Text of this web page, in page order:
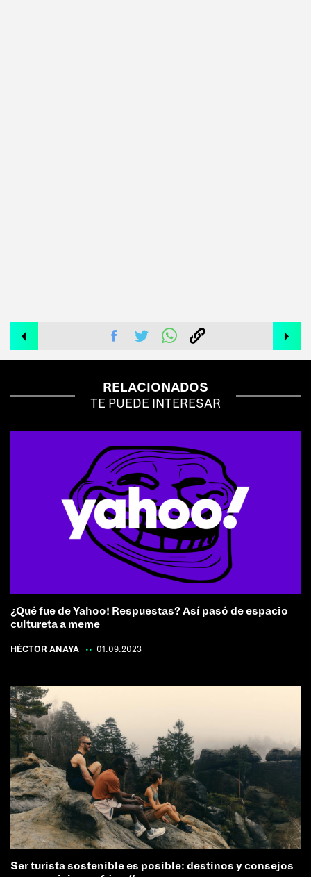
RELACIONADOS
TE PUEDE INTERESAR
¿Qué fue de Yahoo! Respuestas? Así pasó de espacio
cultureta a meme
HÉCTOR ANAYA 01.09.2023
Ser turista sostenible es posible: destinos y consejos